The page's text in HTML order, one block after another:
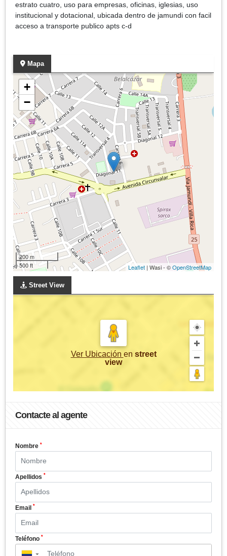
estrato cuatro, uso para empresas, oficinas, iglesias, uso
institucional y dotacional, ubicada dentro de jamundi con facil
acceso a transporte publico apts c-d
Mapa
+
−
200 m
500 ft
Leaflet | Wasi - ©OpenStreetMap
Street View
Ver Ubicación en street
view
Contacte al agente
Nombre *
Apellidos *
Email *
Teléfono *
▼